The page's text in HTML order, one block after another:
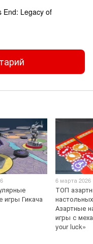
Legacy of
игры Гикача
6 марта 2026
ТОП
Азартные
игры с
your luck»